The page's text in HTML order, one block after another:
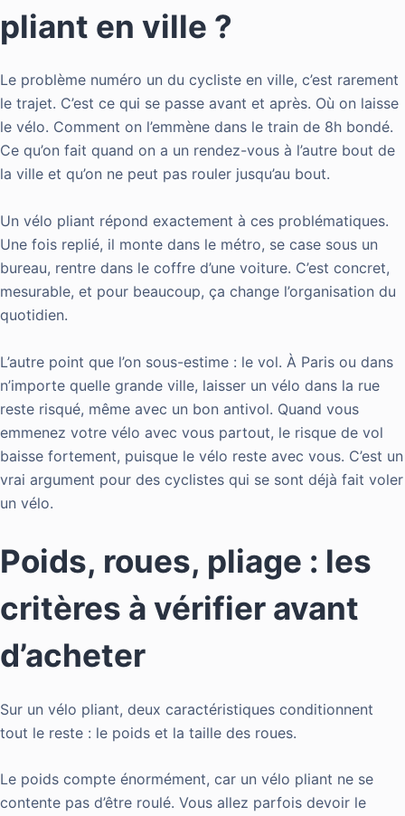
pliant en ville ?
Le problème numéro un du cycliste en ville, c’est rarement
le trajet. C’est ce qui se passe avant et après. Où on laisse
le vélo. Comment on l’emmène dans le train de 8h bondé.
Ce qu’on fait quand on a un rendez-vous à l’autre bout de
la ville et qu’on ne peut pas rouler jusqu’au bout.
Un vélo pliant répond exactement à ces problématiques.
Une fois replié, il monte dans le métro, se case sous un
bureau, rentre dans le coffre d’une voiture. C’est concret,
mesurable, et pour beaucoup, ça change l’organisation du
quotidien.
L’autre point que l’on sous-estime : le vol. À Paris ou dans
n’importe quelle grande ville, laisser un vélo dans la rue
reste risqué, même avec un bon antivol. Quand vous
emmenez votre vélo avec vous partout, le risque de vol
baisse fortement, puisque le vélo reste avec vous. C’est un
vrai argument pour des cyclistes qui se sont déjà fait voler
un vélo.
Poids, roues, pliage : les
critères à vérifier avant
d’acheter
Sur un vélo pliant, deux caractéristiques conditionnent
tout le reste : le poids et la taille des roues.
Le poids compte énormément, car un vélo pliant ne se
contente pas d’être roulé. Vous allez parfois devoir le